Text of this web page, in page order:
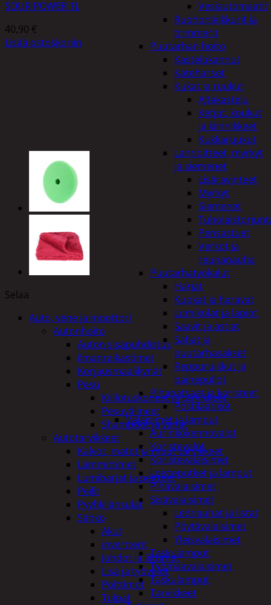
Vesiautomaatit
Ruohonleikkurit ja
trimmerit
Puutarhan hoito
Kastelukannut
Kateharsot
Kukat ja ruukut
Altakastelu
Ketjut, koukut
ja kiinnikkeet
Kukkaruukut
Lannoitteet, myrkyt
ja siemenet
Lisäravinteet
Myrkyt
Siemenet
Pensastuet
Verkot ja
reunanauha
Puutarhatyökalut
Harjat
Kuokat ja haravat
Lumikolat ja lapiot
Saavit ja astiat
Sahat ja
puutarhasakset
Reppuruiskut ja
painepullot
Pihapatsaat ja koristeet
Postilaatikot
Valaisimet ja lamput
Aurinkokennovalot
Koristevalot
Koristevalaisimet
Loisteputket ja lamput
Pihavalaisimet
Sisävalaisimet
Lednauhat ja listat
Pöytävalaisimet
Yleisvalaisimet
Taskulamput
Työmaavalaisimet
Taskulamput
Tarvikkeet
SOUR POWER 1L
40,90 €
Lisää ostoskoriin
Selaa
Auto, vene ja moottori
Autonhoito
Auton sisäpuhdistus
ilmanraikastimet
Korjausmaalikynät
Pesu
Kiillotuskoneet ja tarvikkeet
Pesuvälineet
Shampoot ja vahat
Autotarvikkeet
Kalvot, matot ja muut tarvikkeet
Lämmittimet
Lumiharjat ja peitteet
Peilit
Pyyhkijänsulat
Sähkö
Akut
invertterit
Johdot ja liittimet
Lisä ja työvalot
Polttimot
Tulpat